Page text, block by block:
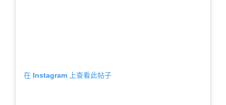
在 Instagram 上查看此帖子